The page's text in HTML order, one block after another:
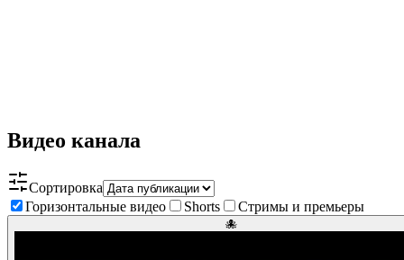
Видео канала
Сортировка
Горизонтальные видео
Shorts Стримы и премьеры
🐙